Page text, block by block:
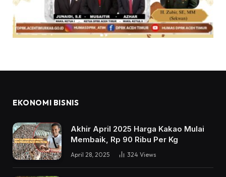
EKONOMI BISNIS
Akhir April 2025 Harga Kakao Mulai
Membaik, Rp 90 Ribu Per Kg
April 28, 2025 324 Views